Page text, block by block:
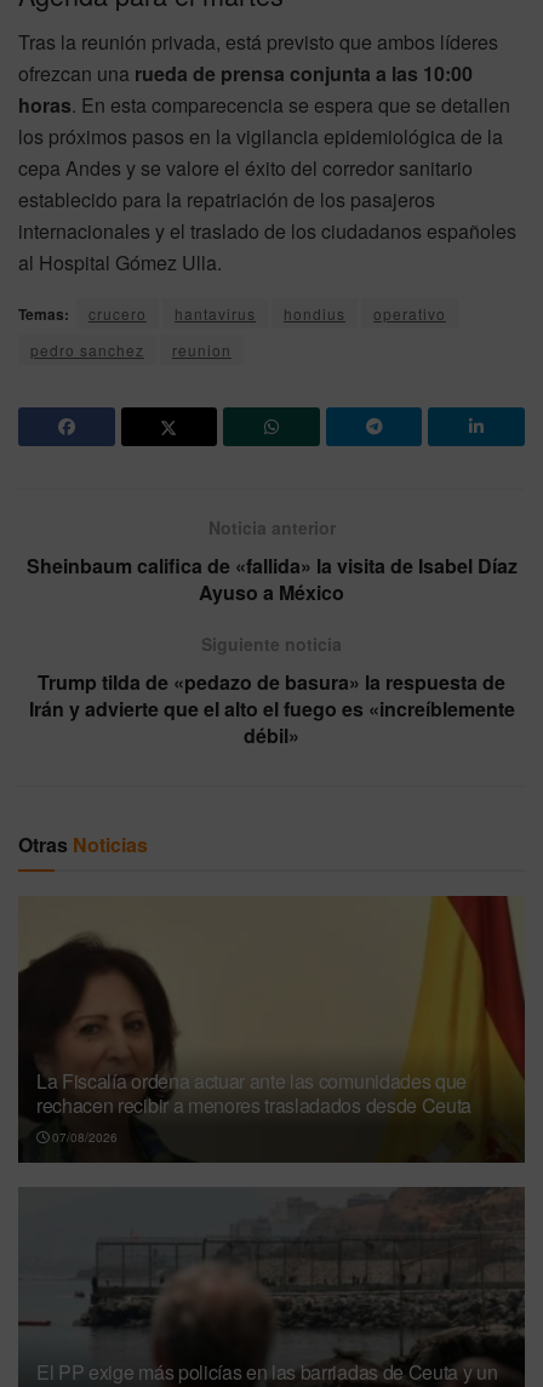
Tras la reunión privada, está previsto que ambos líderes
ofrezcan una rueda de prensa conjunta a las 10:00
horas. En esta comparecencia se espera que se detallen
los próximos pasos en la vigilancia epidemiológica de la
cepa Andes y se valore el éxito del corredor sanitario
establecido para la repatriación de los pasajeros
internacionales y el traslado de los ciudadanos españoles
al Hospital Gómez Ulla.
Temas: crucero hantavirus hondius
operativo
pedro sanchez
reunion
Noticia anterior
Sheinbaum califica de «fallida» la visita de Isabel Díaz
Ayuso a México
Siguiente noticia
Trump tilda de «pedazo de basura» la respuesta de
Irán y advierte que el alto el fuego es «increíblemente
débil»
Otras Noticias
La Fiscalía ordena actuar ante las comunidades que
rechacen recibir a menores trasladados desde Ceuta
07/08/2026
El PP exige más policías en las barriadas de Ceuta y un